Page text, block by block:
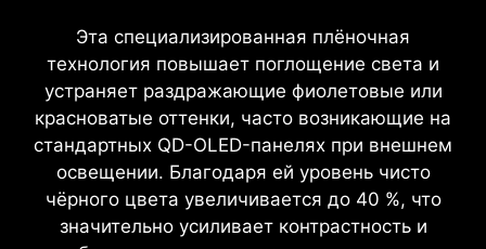
Эта специализированная плёночная
технология повышает поглощение света и
устраняет раздражающие фиолетовые или
красноватые оттенки, часто возникающие на
стандартных QD-OLED-панелях при внешнем
освещении. Благодаря ей уровень чисто
чёрного цвета увеличивается до 40 %, что
значительно усиливает контрастность и
пространства DCI-P3 и высокой точностью
цвета (Delta E ≤ 2).
ПОДДЕРЖКА G-SYNC
Поддержка технологии G-SYNC Compatible
обеспечивает более плавный игровой процесс
без разрывов изображения за счёт
синхронизации частоты обновления монитора
с графическим процессором (GPU). Это
БЕЗ РАЗРЫВОВ, БЕЗ ЗАДЕРЖЕК